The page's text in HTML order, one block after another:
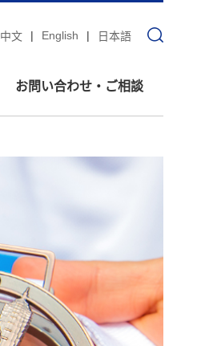
中文 | English | 日本語
お問い合わせ・ご相談